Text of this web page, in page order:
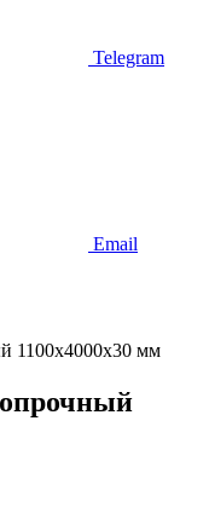
Telegram
Email
1100х4000х30 мм